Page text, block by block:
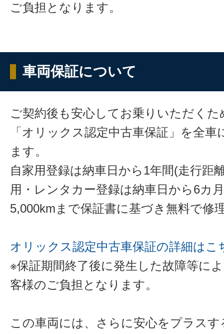
ご負担となります。
車両保証について
ご契約後も安心してお乗りいただくた
「オリックス認定中古車保証」を全
ます。
自家用登録は納車日から1年間(走行距
用・レンタカー登録は納車日から6カ
5,000kmまで保証書に基づき無料で修
オリックス認定中古車保証の詳細はこ
※保証期間終了後に発生した故障等に
客様のご負担となります。
この車両には、さらに安心をプラス